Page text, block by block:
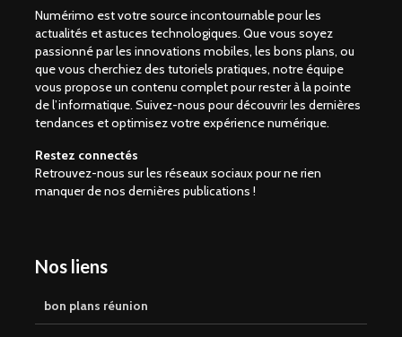
Numérimo est votre source incontournable pour les
actualités et astuces technologiques. Que vous soyez
passionné par les innovations mobiles, les bons plans, ou
que vous cherchiez des tutoriels pratiques, notre équipe
vous propose un contenu complet pour rester à la pointe
de l’informatique. Suivez-nous pour découvrir les dernières
tendances et optimisez votre expérience numérique.
Restez connectés
Retrouvez-nous sur les réseaux sociaux pour ne rien
manquer de nos dernières publications !
Nos liens
bon plans réunion